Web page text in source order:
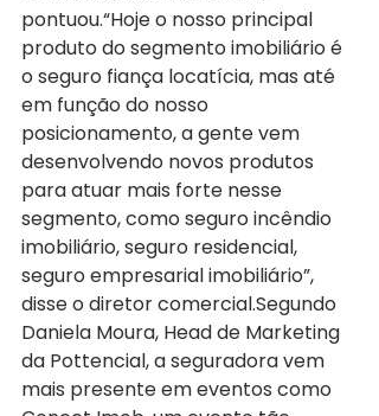
pontuou.“Hoje o nosso principal
produto do segmento imobiliário é
o seguro fiança locatícia, mas até
em função do nosso
posicionamento, a gente vem
desenvolvendo novos produtos
para atuar mais forte nesse
segmento, como seguro incêndio
imobiliário, seguro residencial,
seguro empresarial imobiliário”,
disse o diretor comercial.Segundo
Daniela Moura, Head de Marketing
da Pottencial, a seguradora vem
mais presente em eventos como